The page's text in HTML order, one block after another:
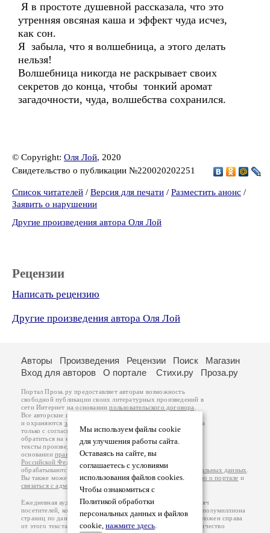
Я в простоте душевной рассказала, что это
утренняя овсяная каша и эффект чуда исчез,
как сон.
Я забыла, что я волшебница, а этого делать
нельзя!
Волшебница никогда не раскрывает своих
секретов до конца, чтобы тонкий аромат
загадочности, чуда, волшебства сохранился.
© Copyright: Оля Лой, 2020
Свидетельство о публикации №220020202251
Список читателей / Версия для печати / Разместить анонс /
Заявить о нарушении
Другие произведения автора Оля Лой
Рецензии
Написать рецензию
Другие произведения автора Оля Лой
Мы используем файлы cookie
для улучшения работы сайта.
Оставаясь на сайте, вы
соглашаетесь с условиями
использования файлов cookies.
Чтобы ознакомиться с
Политикой обработки
персональных данных и файлов
cookie, нажмите здесь.
Авторы Произведения Рецензии Поиск
Магазин
Вход для авторов
О портале Стихи.ру Проза.ру
Портал Проза.ру предоставляет авторам возможность
свободной публикации своих литературных произведений в
сети Интернет на основаниипользовательского договора
Все авторские права на произведения принадлежат авторам
и охраняются законом
. Перепечатка произведений возможна
только с согласия его автора, к которому вы можете
обратиться на его авторской странице. Ответственность за
тексты произведений авторы несут самостоятельно на
основанииправил публикацииизаконодательства
Российской Федерации
обрабатываются на основанииПолитики обработки персональных данных
Вы также можете посмотреть более подробнуюинформацию о портале и
связаться с администрацией
Ежедневная аудитория портала Проза.ру – порядка 100 тысяч
посетителей, которые в общей сумме просматривают более полумиллиона
страниц по данным счетчика посещаемости, который расположен справа
от этого текста. В каждой графе указано по две цифры: количество